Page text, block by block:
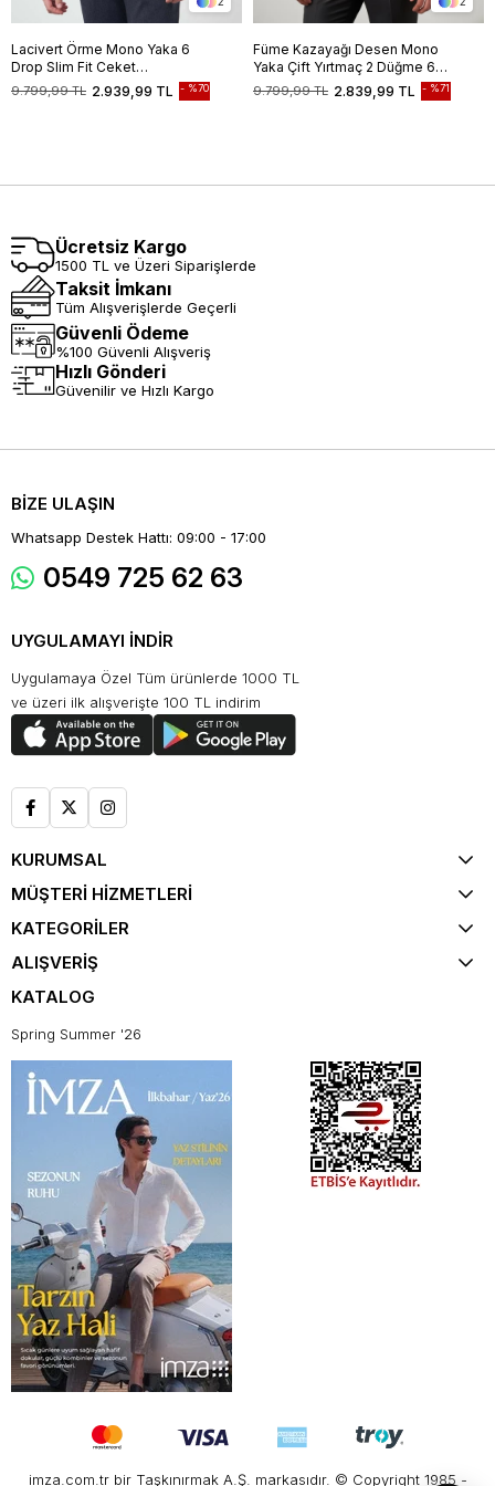
Lacivert Örme Mono Yaka 6
Drop Slim Fit Ceket
1002245151
2.939,99 TL
9.799,99 TL %70
Füme Kazayağı Desen Mono
Yaka Çift Yırtmaç 2 Düğme 6
Drop Slim Fit Classic Ceket
1002245106
2.839,99 TL
9.799,99 TL %71
Ücretsiz Kargo
1500 TL ve Üzeri Siparişlerde
Taksit İmkanı
Tüm Alışverişlerde Geçerli
Güvenli Ödeme
%100 Güvenli Alışveriş
Hızlı Gönderi
Güvenilir ve Hızlı Kargo
BİZE ULAŞIN
Whatsapp Destek Hattı: 09:00 - 17:00
0549 725 62 63
UYGULAMAYI İNDİR
Uygulamaya Özel Tüm ürünlerde 1000 TL
ve üzeri ilk alışverişte 100 TL indirim
KURUMSAL
MÜŞTERİ HİZMETLERİ
KATEGORİLER
ALIŞVERİŞ
KATALOG
Spring Summer '26
imza.com.tr bir Taşkınırmak A.Ş. markasıdır. © Copyright 1985 -